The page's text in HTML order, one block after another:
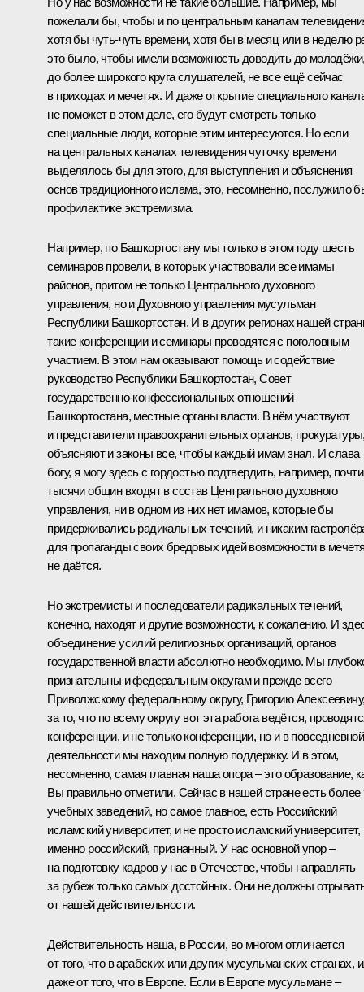
пожелали бы, чтобы и по центральным каналам
хотя бы чуть-чуть времени, хотя бы в месяц или в неделю
это было, чтобы имели возможность доводить до
до более широкого круга слушателей, не все ещё сейчас
в приходах и мечетях. И даже открытие специального
не поможет в этом деле, его будут смотреть только
специальные люди, которые этим интересуются. Но если
на центральных каналах телевидения чуточку времени
выделялось бы для этого, для выступления и объяснения
основ традиционного ислама, это, несомненно, послужило
профилактике экстремизма.
Например, по Башкортостану мы только в этом году шесть
семинаров провели, в которых участвовали все имамы
районов, притом не только Центрального духовного
управления, но и Духовного управления мусульман
Республики Башкортостан. И в других регионах нашей
такие конференции и семинары проводятся с поголовным
участием. В этом нам оказывают помощь и содействие
руководство Республики Башкортостан, Совет
государственно-конфессиональных отношений
Башкортостана, местные органы власти. В нём участвуют
и представители правоохранительных органов,
объясняют и законы все, чтобы каждый имам знал. И слава
богу, я могу здесь с гордостью подтвердить, например,
тысячи общин входят в состав Центрального духовного
управления, ни в одном из них нет имамов, которые бы
придерживались радикальных течений, и никаким
для пропаганды своих бредовых идей возможности в
не даётся.
Но экстремисты и последователи радикальных течений,
конечно, находят и другие возможности, к сожалению. И
объединение усилий религиозных организаций, органов
государственной власти абсолютно необходимо. Мы
признательны и федеральным округам и прежде всего
Приволжскому федеральному округу, Григорию
за то, что по всему округу вот эта работа ведётся,
конференции, и не только конференции, но и в повседневной
деятельности мы находим полную поддержку. И в этом,
несомненно, самая главная наша опора – это образование,
Вы правильно отметили. Сейчас в нашей стране есть более
учебных заведений, но самое главное, есть Российский
исламский университет, и не просто исламский университет,
именно российский, признанный. У нас основной упор –
на подготовку кадров у нас в Отечестве, чтобы направлять
за рубеж только самых достойных. Они не должны
от нашей действительности.
Действительность наша, в России, во многом отличается
от того, что в арабских или других мусульманских странах,
даже от того, что в Европе. Если в Европе мусульмане –